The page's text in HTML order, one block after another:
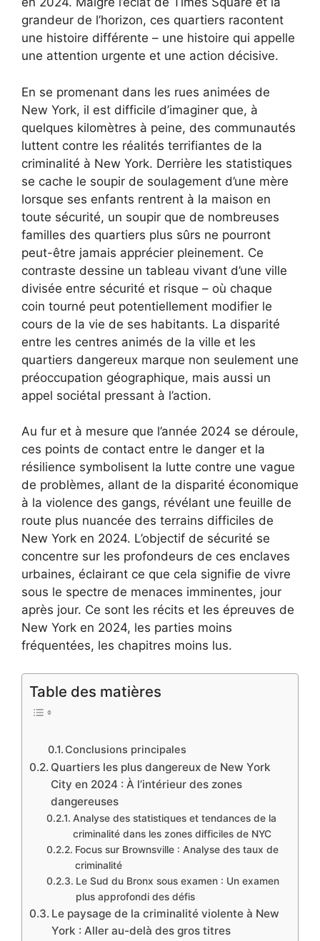
grandeur de l’horizon, ces quartiers racontent
une histoire différente – une histoire qui appelle
une attention urgente et une action décisive.
En se promenant dans les rues animées de
New York, il est difficile d’imaginer que, à
quelques kilomètres à peine, des communautés
luttent contre les réalités terrifiantes de la
criminalité à New York. Derrière les statistiques
se cache le soupir de soulagement d’une mère
lorsque ses enfants rentrent à la maison en
toute sécurité, un soupir que de nombreuses
familles des quartiers plus sûrs ne pourront
peut-être jamais apprécier pleinement. Ce
contraste dessine un tableau vivant d’une ville
divisée entre sécurité et risque – où chaque
coin tourné peut potentiellement modifier le
cours de la vie de ses habitants. La disparité
entre les centres animés de la ville et les
quartiers dangereux marque non seulement une
préoccupation géographique, mais aussi un
appel sociétal pressant à l’action.
Au fur et à mesure que l’année 2024 se déroule,
ces points de contact entre le danger et la
résilience symbolisent la lutte contre une vague
de problèmes, allant de la disparité économique
à la violence des gangs, révélant une feuille de
route plus nuancée des terrains difficiles de
New York en 2024. L’objectif de sécurité se
concentre sur les profondeurs de ces enclaves
urbaines, éclairant ce que cela signifie de vivre
sous le spectre de menaces imminentes, jour
après jour. Ce sont les récits et les épreuves de
New York en 2024, les parties moins
fréquentées, les chapitres moins lus.
Table des matières
Conclusions principales
Quartiers les plus dangereux de New York
City en 2024 : À l’intérieur des zones
dangereuses
Analyse des statistiques et tendances de la
criminalité dans les zones difficiles de NYC
Focus sur Brownsville : Analyse des taux de
criminalité
Le Sud du Bronx sous examen : Un examen
plus approfondi des défis
Le paysage de la criminalité violente à New
York : Aller au-delà des gros titres